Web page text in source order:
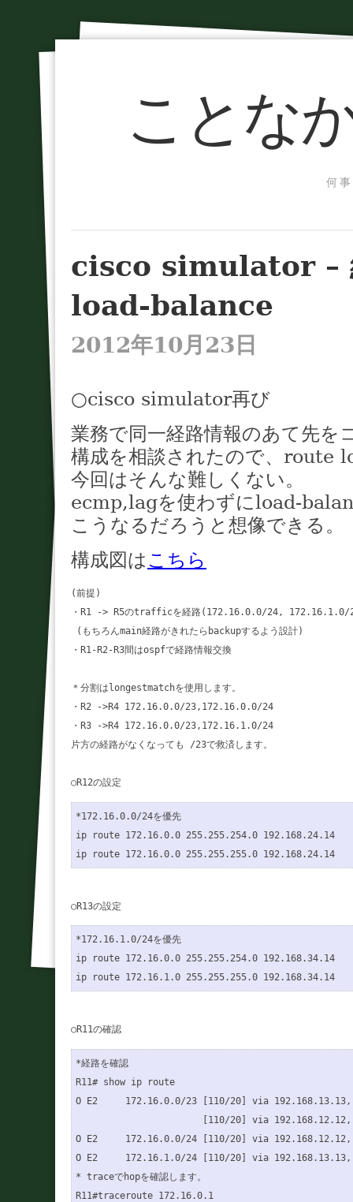
ことな
何
cisco simulator –
load-balance
2012年10月23日
○cisco simulator再び
業務で同一経路情報のあて先を
構成を相談されたので、route
今回はそんな難しくない。
ecmp,lagを使わずにload-
こうなるだろうと想像できる。
構成図はこちら
(前提)
・R1 -> R5のtrafficを経路(172.16.0.0/24, 172.16.1.0/
(もちろんmain経路がきれたらbackupするよう設計)
・R1-R2-R3間はospfで経路情報交換
＊分割はlongestmatchを使用します。
・R2 ->R4 172.16.0.0/23,172.16.0.0/24
・R3 ->R4 172.16.0.0/23,172.16.1.0/24
片方の経路がなくなっても /23で救済します。
*172.16.0.0/24を優先
ip route 172.16.0.0 255.255.254.0 192.168.24.14
*172.16.1.0/24を優先
ip route 172.16.0.0 255.255.254.0 192.168.34.14
*経路を確認
R11# show ip route
O E2     172.16.0.0/23 [110/20] via
[110/20] via
O E2     172.16.0.0/24 [110/20] via
O E2     172.16.1.0/24 [110/20] via
* traceでhopを確認します。
R11#traceroute 172.16.0.1